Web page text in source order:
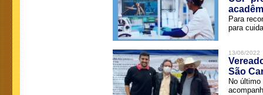
Para
para
13/06/2022
São
No